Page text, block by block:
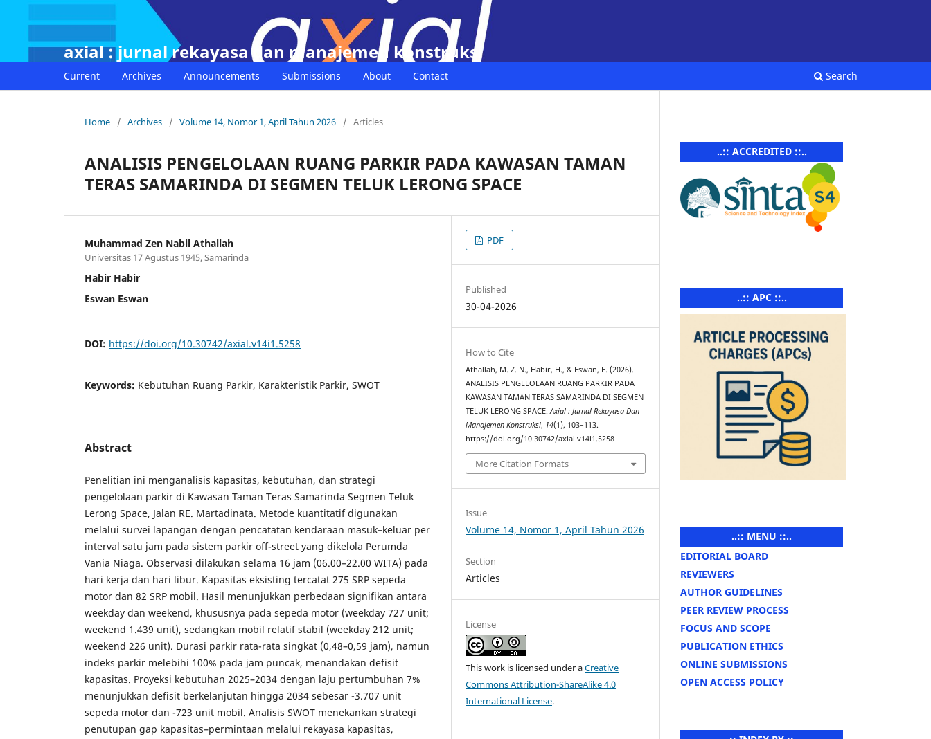
axial : jurnal rekayasa dan manajemen konstruksi
Current Archives Announcements Submissions About Contact Search
Home / Archives / Volume 14, Nomor 1, April Tahun 2026 / Articles
ANALISIS PENGELOLAAN RUANG PARKIR PADA KAWASAN TAMAN
TERAS SAMARINDA DI SEGMEN TELUK LERONG SPACE
Muhammad Zen Nabil Athallah
Universitas 17 Agustus 1945, Samarinda
Habir Habir
Eswan Eswan
DOI: https://doi.org/10.30742/axial.v14i1.5258
Keywords: Kebutuhan Ruang Parkir, Karakteristik Parkir, SWOT
Abstract
Penelitian ini menganalisis kapasitas, kebutuhan, dan strategi
pengelolaan parkir di Kawasan Taman Teras Samarinda Segmen Teluk
Lerong Space, Jalan RE. Martadinata. Metode kuantitatif digunakan
melalui survei lapangan dengan pencatatan kendaraan masuk–keluar per
interval satu jam pada sistem parkir off-street yang dikelola Perumda
Vania Niaga. Observasi dilakukan selama 16 jam (06.00–22.00 WITA) pada
hari kerja dan hari libur. Kapasitas eksisting tercatat 275 SRP sepeda
motor dan 82 SRP mobil. Hasil menunjukkan perbedaan signifikan antara
weekday dan weekend, khususnya pada sepeda motor (weekday 727 unit;
weekend 1.439 unit), sedangkan mobil relatif stabil (weekday 212 unit;
weekend 226 unit). Durasi parkir rata-rata singkat (0,48–0,59 jam), namun
indeks parkir melebihi 100% pada jam puncak, menandakan defisit
kapasitas. Proyeksi kebutuhan 2025–2034 dengan laju pertumbuhan 7%
menunjukkan defisit berkelanjutan hingga 2034 sebesar -3.707 unit
sepeda motor dan -723 unit mobil. Analisis SWOT menekankan strategi
penutupan gap kapasitas–permintaan melalui rekayasa kapasitas,
PDF
Published
30-04-2026
How to Cite
Athallah, M. Z. N., Habir, H., & Eswan, E. (2026).
ANALISIS PENGELOLAAN RUANG PARKIR PADA
KAWASAN TAMAN TERAS SAMARINDA DI SEGMEN
TELUK LERONG SPACE.Axial : Jurnal Rekayasa Dan
Manajemen Konstruksi, 14(1), 103–113.
https://doi.org/10.30742/axial.v14i1.5258
More Citation Formats
Issue
Volume 14, Nomor 1, April Tahun 2026
Section
Articles
License
This work is licensed under aCreative
Commons Attribution-ShareAlike 4.0
International License.
..:: ACCREDITED ::..
..:: APC ::..
..:: MENU ::..
EDITORIAL BOARD
REVIEWERS
AUTHOR GUIDELINES
PEER REVIEW PROCESS
FOCUS AND SCOPE
PUBLICATION ETHICS
ONLINE SUBMISSIONS
OPEN ACCESS POLICY